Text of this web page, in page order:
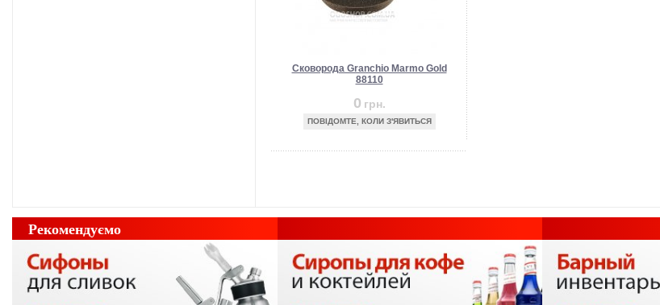
Сковорода Granchio Marmo Gold
88110
0 грн.
ПОВІДОМТЕ, КОЛИ З'ЯВИТЬСЯ
Рекомендуємо